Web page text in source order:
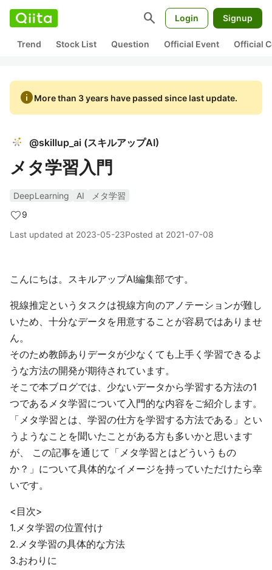
search Login Signup
Trend Stock List Question Official Event Official
infoMore than 3 years have passed since last update.
@skillup_ai (スキルアップAI)
メタ学習入門
DeepLearning AI
メタ学習
9
Last updated at 2023-05-23Posted at 2021-07-08
こんにちは。スキルアップAI編集部です。
視線推定というタスクは視線方向のアノテーションが難し
いため、十分なデータを用意することが容易ではありませ
ん。
そのため教師ありデータが少なくても上手く学習できるよ
うな方法の開発が期待されています。
そこで本ブログでは、少ないデータから学習する方法の1
つであるメタ学習について入門的な内容をご紹介します。
「メタ学習とは、学習の仕方を学習する方法である」とい
うようなことを聞いたことがある方も多いかと思います
が、 この記事を通じて「メタ学習とはどういうもの
か？」について具体的なイメージを持っていただけたら幸
いです。
<目次>
1.メタ学習の位置付け
2.メタ学習の具体的な方法
3.おわりに